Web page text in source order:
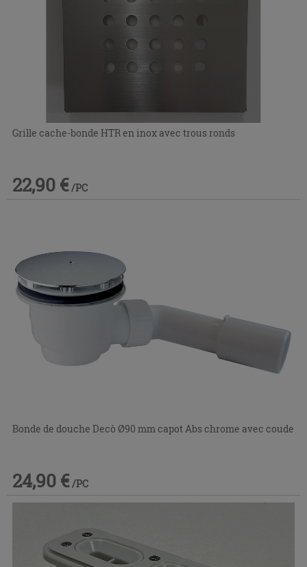
Grille cache-bonde HTR en inox avec trous ronds
22,90 € /PC
Bonde de douche Decò Ø90 mm capot Abs chrome avec coude
24,90 € /PC